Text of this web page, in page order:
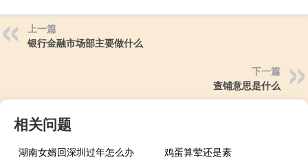
上一篇
银行金融市场部主要做什么
下一篇
查铺意思是什么
相关问题
湖南女婿回深圳过年怎么办
鸡蛋算荤还是素